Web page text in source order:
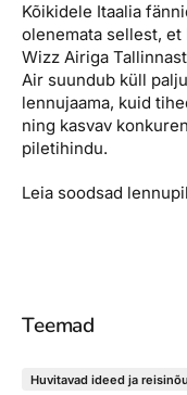
Reisija
Boonuspunktid
Ettevõttest
Kontaktid
Kõikidele Itaalia
olenemata sellest, et
Wizz Airiga
Air suundub küll
lennujaama, kuid
ning kasvav
piletihindu.
Leia soodsad
Teemad
Huvitavad ideed ja reisinõu